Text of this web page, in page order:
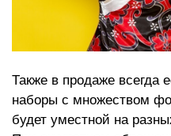
Также в продаже всегда
наборы с множеством
будет уместной на